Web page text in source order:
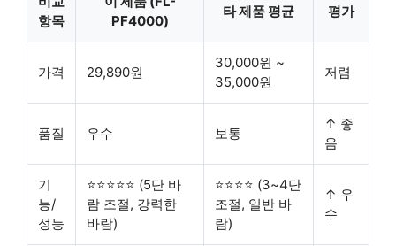
항목
PF4000)
타 제품 평균 평가
가격 29,890원
30,000원 ~
35,000원
저렴
품질 우수 보통
↑ 좋
음
기
능/
성능
⭐⭐⭐⭐⭐ (5단 바
람 조절, 강력한
바람)
⭐⭐⭐⭐ (3~4단
조절, 일반 바
람)
↑ 우
수